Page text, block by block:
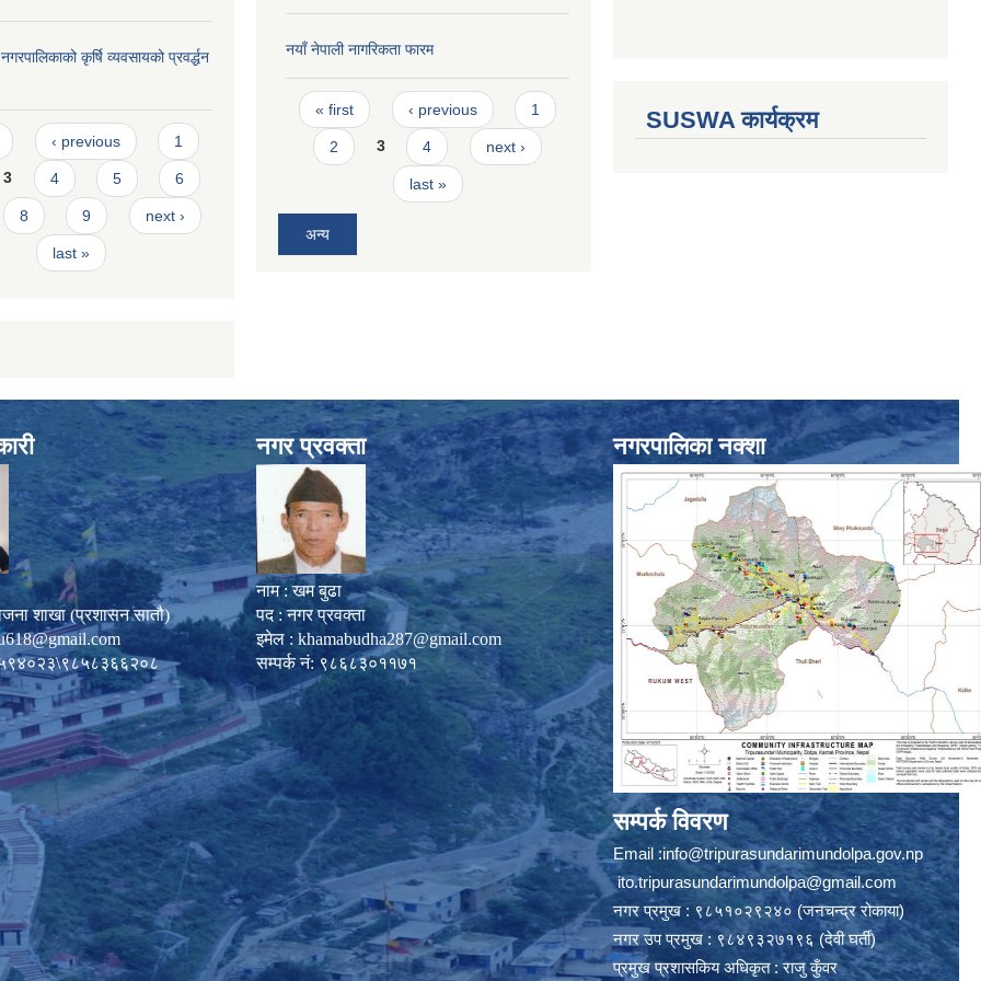
कृर्षि व्यवसायको प्रवर्द्धन
‹ previous 1
3 4 5 6
8 9 next ›
last »
नयाँ नेपाली नागरिकता फारम
Pages
« first ‹ previous 1
2 3 4 next ›
last »
अन्य
SUSWA कार्यक्रम
शाखा (प्रशासन सातौ)
नगर प्रवक्ता
नाम : खम बुढा
पद : नगर प्रवक्ता
इमेल : khamabudha287@gmail.com
सम्पर्क नं: ९८६८३०११७१
नगरपालिका नक्शा
सम्पर्क विवरण
Email :info@tripurasundarimundolpa.gov.np
ito.tripurasundarimundolpa@gmail.com
नगर प्रमुख : ९८५१०२९२४० (जनचन्द्र रोकाया)
नगर उप प्रमुख : ९८४९३२७१९६ (देवी घर्ती)
प्रमुख प्रशासकिय अधिकृत : राजु कुँवर